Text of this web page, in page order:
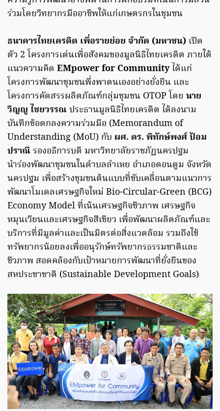
ร่วมโดยวิทยากรมืออาชีพให้แก่เกษตรกรในชุมชน
ธนาคารไทยเครดิต เพื่อรายย่อย จำกัด (มหาชน) เปิด
ตัว 2 โครงการเด่นเพื่อสังคมของมูลนิธิไทยเครดิต ภายใต้
แนวความคิด EMpower for Communityได้แก่
โครงการพัฒนาชุมชนพึ่งพาตนเองอย่างยั่งยืน และ
โครงการคัดสรรผลิตภัณฑ์กลุ่มชุมชน OTOP โดย นาย
วิญญู ไชยวรรณประธานมูลนิธิไทยเครดิต ได้ลงนาม
บันทึกข้อตกลงความร่วมมือ (Memorandum of
Understanding (MoU) กับ ผศ. ดร. พิทักษ์พงศ์ ป้อม
ปราณีรองอธิการบดี มหาวิทยาลัยราชภัฏนครปฐม
นำร่องพัฒนาชุมชนในตำบลลำเหย อำเภอดอนตูม จังหวัด
นครปฐม เพื่อสร้างชุมชนต้นแบบที่ขับเคลื่อนตามแนวการ
พัฒนาโมเดลเศรษฐกิจใหม่ Bio-Circular-Green (BCG)
Economy Model ที่เน้นเศรษฐกิจชีวภาพ เศรษฐกิจ
หมุนเวียนและเศรษฐกิจสีเขียว เพื่อพัฒนาผลิตภัณฑ์และ
บริการที่มีมูลค่าและเป็นมิตรต่อสิ่งแวดล้อม รวมถึงใช้
ทรัพยากรน้อยลงเพื่ออนุรักษ์ทรัพยากรธรรมชาติและ
ชีวภาพ สอดคล้องกับเป้าหมายการพัฒนาที่ยั่งยืนของ
สหประชาชาติ (Sustainable Development Goals)